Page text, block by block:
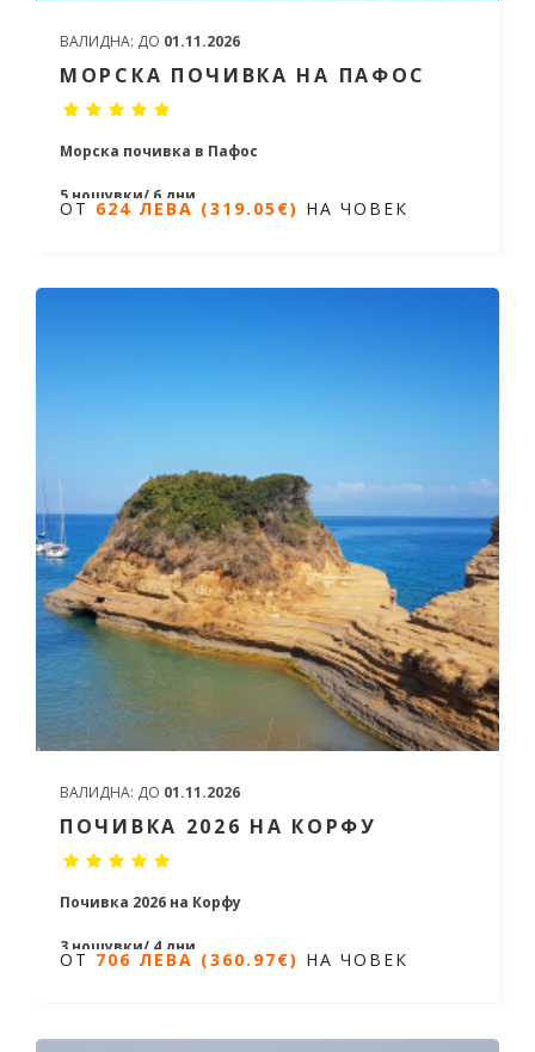
ВАЛИДНА: ДО 01.11.2026
МОРСКА ПОЧИВКА НА ПАФОС
Морска почивка в Пафос
5 нощувки/ 6 дни
ОТ 624 ЛЕВА (319.05€) НА ЧОВЕК
ВАЛИДНА: ДО 01.11.2026
ПОЧИВКА 2026 НА КОРФУ
Почивка 2026 на Корфу
3 нощувки/ 4 дни
ОТ 706 ЛЕВА (360.97€) НА ЧОВЕК